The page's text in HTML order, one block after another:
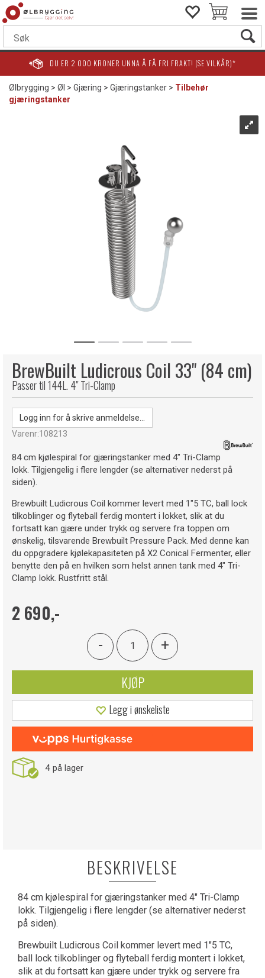
DU ER 2 000 KRONER UNNA Å FÅ FRI FRAKT! (SE VILKÅR)*
Ølbrygging>Øl >Gjæring>Gjæringstanker>Tilbehør
gjæringstanker
BrewBuilt Ludicrous Coil 33" (84 cm)
Passer til 144L. 4" Tri-Clamp
Logg inn for å skrive anmeldelse...
Varenr:108213
84 cm kjølespiral for gjæringstanker med 4" Tri-Clamp
lokk. Tilgjengelig i flere lengder (se alternativer nederst på
siden).
Brewbuilt Ludicrous Coil kommer levert med 1"5 TC, ball lock
tilkoblinger og flyteball ferdig montert i lokket, slik at du
fortsatt kan gjære under trykk og servere fra toppen om
ønskelig, tilsvarende Brewbuilt Pressure Pack. Med denne kan
du oppgradere kjølekapasiteten på X2 Conical Fermenter, eller
benytte den på en hvilken som helst annen tank med 4" Tri-
Clamp lokk. Rustfritt stål.
2 690,-
- +
KJØP
Legg i ønskeliste
4 på lager
BESKRIVELSE
84 cm kjølespiral for gjæringstanker med 4" Tri-Clamp
lokk. Tilgjengelig i flere lengder (se alternativer nederst
på siden).
Brewbuilt Ludicrous Coil kommer levert med 1"5 TC,
ball lock tilkoblinger og flyteball ferdig montert i lokket,
slik at du fortsatt kan gjære under trykk og servere fra